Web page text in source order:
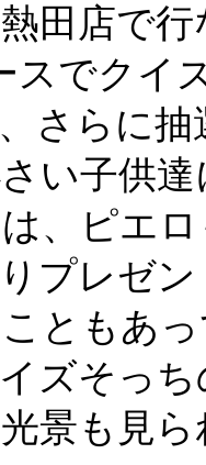
田店で
スでクイ
さらに
い子供
、ピエ
プレゼ
ともあ
ズそっ
景も見